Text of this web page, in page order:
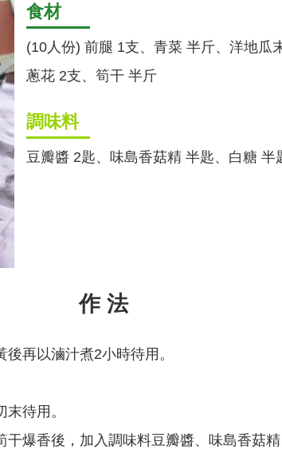
食材
(10人份) 前腿 1支、青菜 半斤、洋地瓜
蔥花 2支、筍干 半斤
調味料
豆瓣醬 2匙、味島香菇精 半匙、白糖
作 法
再以滷汁煮2小時待用。
待用。
爆香後，加入調味料豆瓣醬、味島香菇